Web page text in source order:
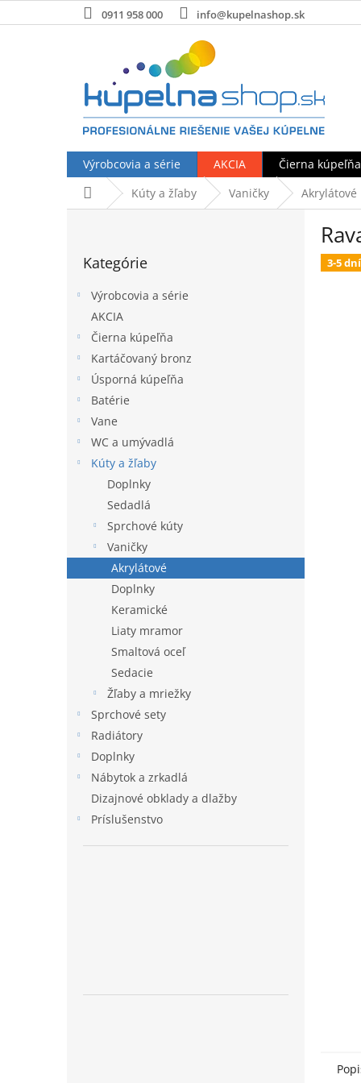
na
0911 958 000 info@kupelnashop.sk
Výrobcovia a série AKCIA
Čierna kúpeľňa
DomovKúty a žľaby Vaničky Akrylátové
kategórie
Kategórie
Výrobcovia a série
AKCIA
Čierna kúpeľňa
Kartáčovaný bronz
Úsporná kúpeľňa
Batérie
Vane
WC a umývadlá
Kúty a žľaby
Doplnky
Sedadlá
Sprchové kúty
Vaničky
Akrylátové
Doplnky
Keramické
Liaty mramor
Smaltová oceľ
Sedacie
Žľaby a mriežky
Sprchové sety
Radiátory
Doplnky
Nábytok a zrkadlá
Dizajnové obklady a dlažby
Príslušenstvo
3-5 dní